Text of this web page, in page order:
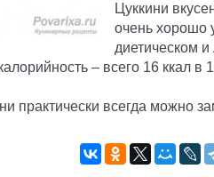
Цуккини
очень хорошо
диетическом
– всего 16 ккал в
практически всегда можно